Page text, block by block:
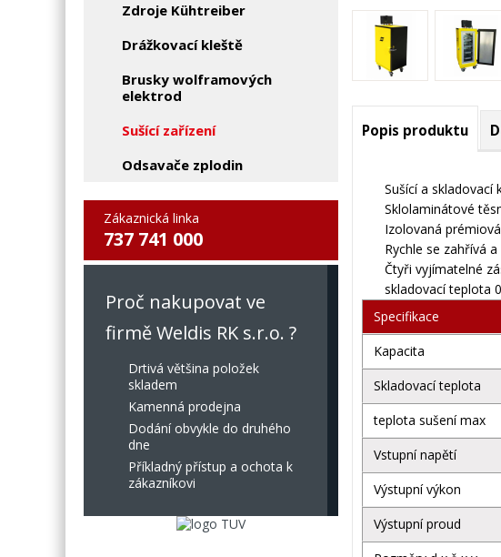
Zdroje Kühtreiber
Drážkovací kleště
Brusky wolframových
elektrod
Sušící zařízení
Odsavače zplodin
Zákaznická linka
737 741 000
Proč nakupovat ve
firmě Weldis RK s.r.o. ?
Drtivá většina položek
skladem
Kamenná prodejna
Dodání obvykle do druhého
dne
Příkladný přístup a ochota k
zákazníkovi
Popis produktu
Sušící a skladovací
Sklolaminátové
Izolovaná
Rychle se zahřívá
Čtyři vyjímatelné
skladovací teplota
Specifikace
Kapacita
Skladovací teplota
teplota sušení max
Vstupní napětí
Výstupní výkon
Výstupní proud